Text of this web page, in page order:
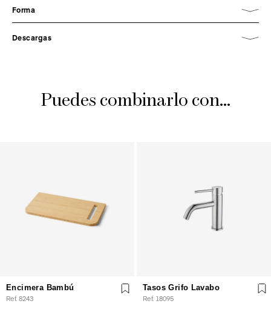
Forma
Descargas
Puedes combinarlo con...
Encimera Bambú
Ref. 8243
Tasos Grifo Lavabo
Ref. 18095